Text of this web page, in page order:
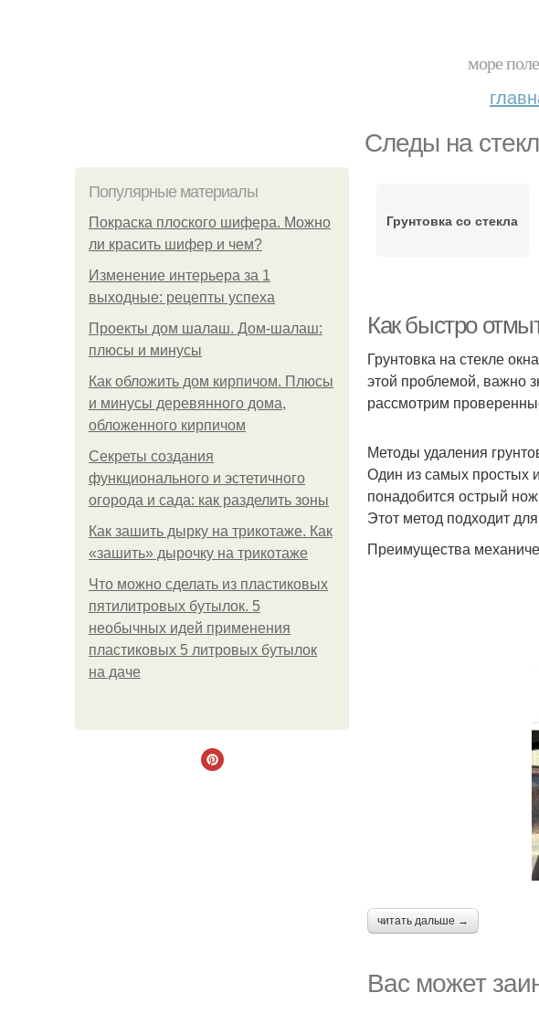
море
Следы на
Популярные материалы
Покраска плоского шифера. Можно
ли красить шифер и чем?
Изменение интерьера за 1
выходные: рецепты успеха
Проекты дом шалаш. Дом-шалаш:
плюсы и минусы
Как обложить дом кирпичом. Плюсы
и минусы деревянного дома,
обложенного кирпичом
Секреты создания
функционального и эстетичного
огорода и сада: как разделить зоны
Как зашить дырку на трикотаже. Как
«зашить» дырочку на трикотаже
Что можно сделать из пластиковых
пятилитровых бутылок. 5
необычных идей применения
пластиковых 5 литровых бутылок
на даче
Грунтовка со стекла
Как быстро
Грунтовка на стекле
этой проблемой, важно
рассмотрим
Методы удаления
Один из самых простых
понадобится острый
Этот метод подходит
Преимущества
читать дальше →
Вас может